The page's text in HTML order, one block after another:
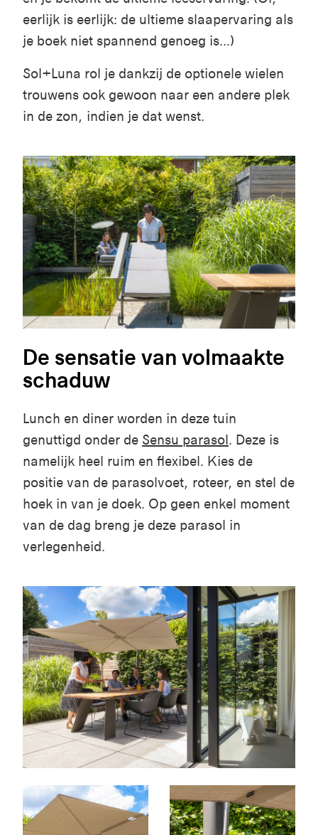
eerlijk is eerlijk: de ultieme slaapervaring als
je boek niet spannend genoeg is...)
Sol+Luna rol je dankzij de optionele wielen
trouwens ook gewoon naar een andere plek
in de zon, indien je dat wenst.
De sensatie van volmaakte
schaduw
Lunch en diner worden in deze tuin
genuttigd onder de Sensu parasol. Deze is
namelijk heel ruim en flexibel. Kies de
positie van de parasolvoet, roteer, en stel de
hoek in van je doek. Op geen enkel moment
van de dag breng je deze parasol in
verlegenheid.